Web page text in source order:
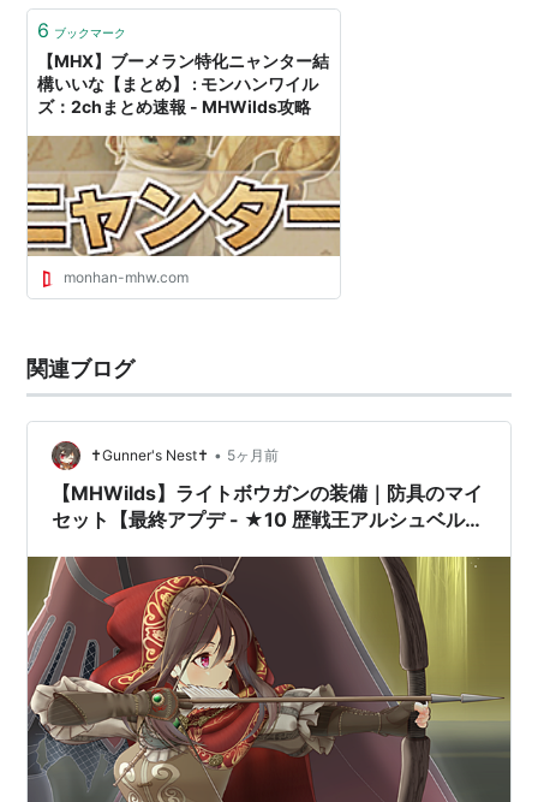
6 ブックマーク
【MHX】ブーメラン特化ニャンター結
構いいな【まとめ】 : モンハンワイル
ズ：2chまとめ速報 - MHWilds攻略
monhan-mhw.com
関連ブログ
✝Gunner's Nest✝ • 5ヶ月前
【MHWilds】ライトボウガンの装備｜防具のマイ
セット【最終アプデ - ★10 歴戦王アルシュベル